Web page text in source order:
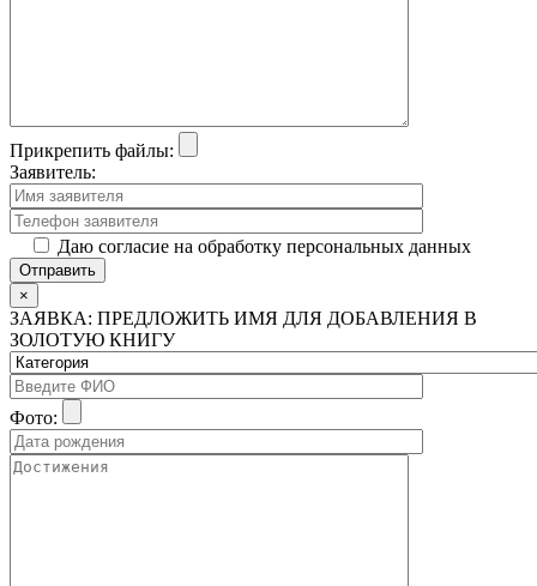
Прикрепить файлы:
Заявитель:
Даю согласие на обработку персональных данных
×
ЗАЯВКА: ПРЕДЛОЖИТЬ ИМЯ ДЛЯ ДОБАВЛЕНИЯ В
ЗОЛОТУЮ КНИГУ
Фото: